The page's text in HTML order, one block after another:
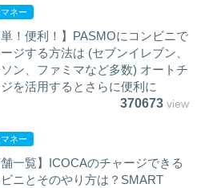
ネー
単！便利！】PASMOにコンビニで
ジする方法は (セブンイレブン、
ン、ファミマなど多数) オートチ
を活用するとさらに便利に
370673view
ネー
舗一覧】ICOCAのチャージできる
ニとそのやり方は？SMART